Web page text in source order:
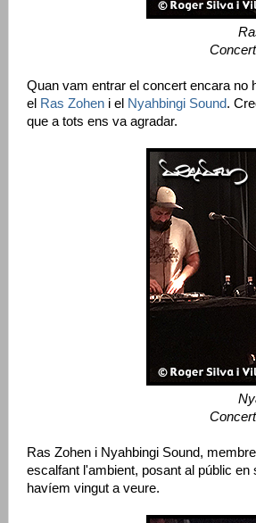
Quan vam entrar el concert encara no
el Ras Zohen i el Nyahbingi Sound.
que a tots ens va agradar.
Ras Zohen i Nyahbingi Sound,
escalfant l'ambient, posant al públic
havíem vingut a veure.